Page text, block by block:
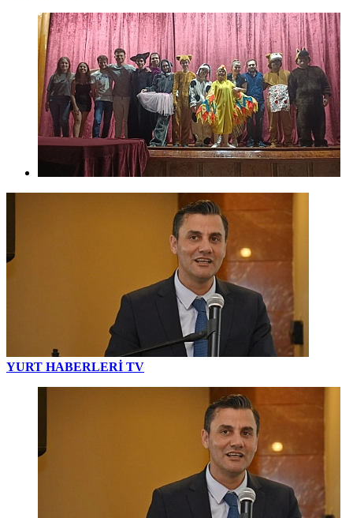
YURT HABERLERİ TV